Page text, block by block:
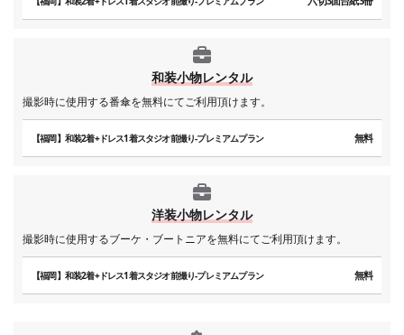
和装小物レンタル
撮影時に使用する番傘を無料にてご利用頂けます。
【福岡】和装2着+ドレス1着スタジオ前撮り-プレミアムプラン 無料
洋装小物レンタル
撮影時に使用するブーケ・ブートニアを無料にてご利用頂けます。
【福岡】和装2着+ドレス1着スタジオ前撮り-プレミアムプラン 無料